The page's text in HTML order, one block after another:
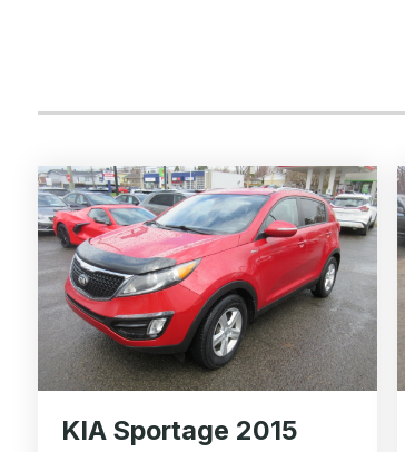
KIA Sportage 2015